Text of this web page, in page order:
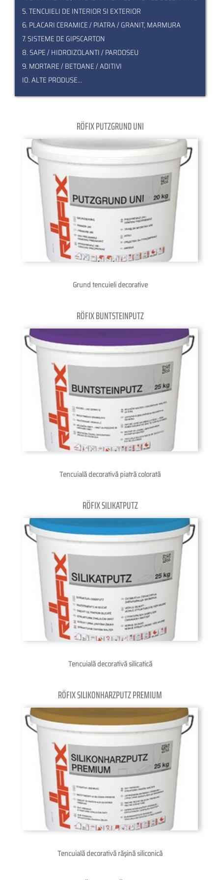
5. TENCUIELI DE INTERIOR SI EXTERIOR
6. PLACARI CERAMICE / PIATRA / GRANIT, MARMURA
7. SISTEME DE GIPSCARTON
8. SAPE / HIDROIZOLANTI / PARDOSEU
9. MORTARE / BETOANE / ADITIVI
I0. ALTE PRODUSE...
RÖFIX PUTZGRUND UNI
Grund tencuieli decorative
RÖFIX BUNTSTEINPUTZ
Tencuială decorativă piatră colorată
RÖFIX SILIKATPUTZ
Tencuială decorativă silicatică
RÖFIX SILIKONHARZPUTZ PREMIUM
Tencuială decorativă răşină siliconică